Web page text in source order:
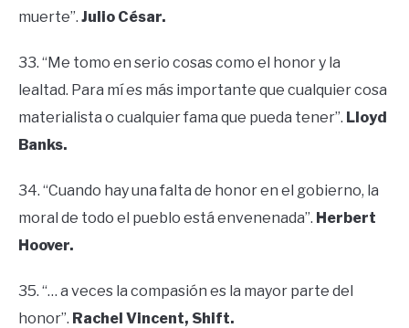
muerte”. Julio César.
33. “Me tomo en serio cosas como el honor y la
lealtad. Para mí es más importante que cualquier cosa
materialista o cualquier fama que pueda tener”. Lloyd
Banks.
34. “Cuando hay una falta de honor en el gobierno, la
moral de todo el pueblo está envenenada”. Herbert
Hoover.
35. “… a veces la compasión es la mayor parte del
honor”. Rachel Vincent, Shift.